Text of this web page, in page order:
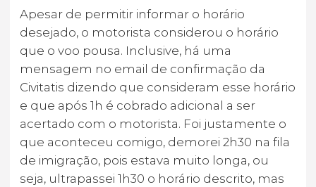
Apesar de permitir informar o horário
desejado, o motorista considerou o horário
que o voo pousa. Inclusive, há uma
mensagem no email de confirmação da
Civitatis dizendo que consideram esse horário
e que após 1h é cobrado adicional a ser
acertado com o motorista. Foi justamente o
que aconteceu comigo, demorei 2h30 na fila
de imigração, pois estava muito longa, ou
seja, ultrapassei 1h30 o horário descrito, mas